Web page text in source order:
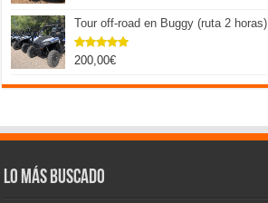
Tour off-road en Buggy (ruta 2 horas)
Valorado
de 5
200,00€
Lo más buscado